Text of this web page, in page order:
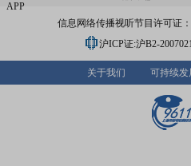
APP
信息网络传播视听节目许可证
沪ICP证:沪B2-
关于我们 可持续发